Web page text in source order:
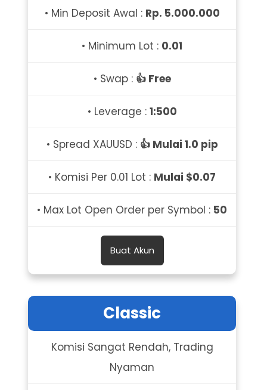
• Min Deposit Awal : Rp. 5.000.000
• Minimum Lot : 0.01
• Swap : 👍 Free
• Leverage : 1:500
• Spread XAUUSD : 👍 Mulai 1.0 pip
• Komisi Per 0.01 Lot : Mulai $0.07
• Max Lot Open Order per Symbol : 50
Buat Akun
Classic
Komisi Sangat Rendah, Trading
Nyaman